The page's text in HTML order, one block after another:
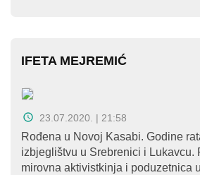
IFETA MEJREMIĆ
23.07.2020. | 21:58
Rođena u Novoj Kasabi. Godine
izbjeglištvu u Srebrenici i Lukavcu.
mirovna aktivistkinja i poduzetnica